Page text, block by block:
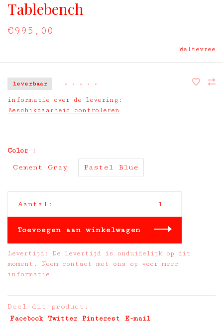
Tablebench
€995,00
Weltevree
leverbaar • • • • •
informatie over de levering:
Beschikbaarheid controleren
Color :
Cement Gray Pastel Blue
Aantal: +
-
Toevoegen aan winkelwagen
Levertijd: De levertijd is onduidelijk op dit
moment. Neem contact met ons op voor meer
informatie
Deel dit product:
Facebook Twitter Pinterest E-mail